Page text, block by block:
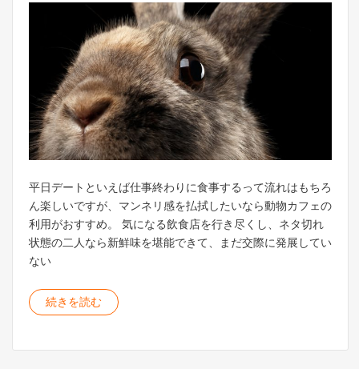
平日デートといえば仕事終わりに食事するって流れはもちろ
ん楽しいですが、マンネリ感を払拭したいなら動物カフェの
利用がおすすめ。 気になる飲食店を行き尽くし、ネタ切れ
状態の二人なら新鮮味を堪能できて、まだ交際に発展してい
ない
続きを読む